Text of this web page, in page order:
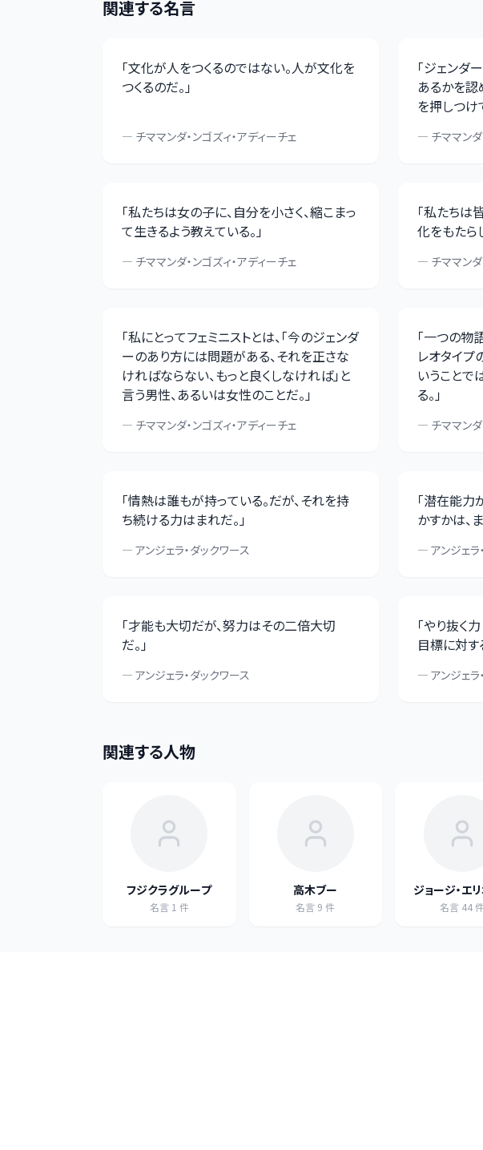
関連する名言
「文化が人をつくるのではない。人が文化を
つくるのだ。」
— チママンダ・ンゴズィ・アディーチェ
「ジェンダ
あるかを認
を押しつけ
— チママンダ
「私たちは女の子に、自分を小さく、縮こまっ
て生きるよう教えている。」
— チママンダ・ンゴズィ・アディーチェ
「私たちは
化をもたら
— チママンダ
「私にとってフェミニストとは、「今のジェンダ
ーのあり方には問題がある、それを正さな
ければならない、もっと良くしなければ」と
言う男性、あるいは女性のことだ。」
— チママンダ・ンゴズィ・アディーチェ
「一つの物
レオタイプ
いうことで
る。」
— チママンダ
「情熱は誰もが持っている。だが、それを持
ち続ける力はまれだ。」
— アンジェラ・ダックワース
「潜在能力
かすかは、
—アンジェラ
「才能も大切だが、努力はその二倍大切
だ。」
— アンジェラ・ダックワース
「やり抜く
目標に対す
—アンジェラ
関連する人物
フジクラグループ
名言 1 件
高木ブー
名言 9 件
ジョージ・エ
名言 44